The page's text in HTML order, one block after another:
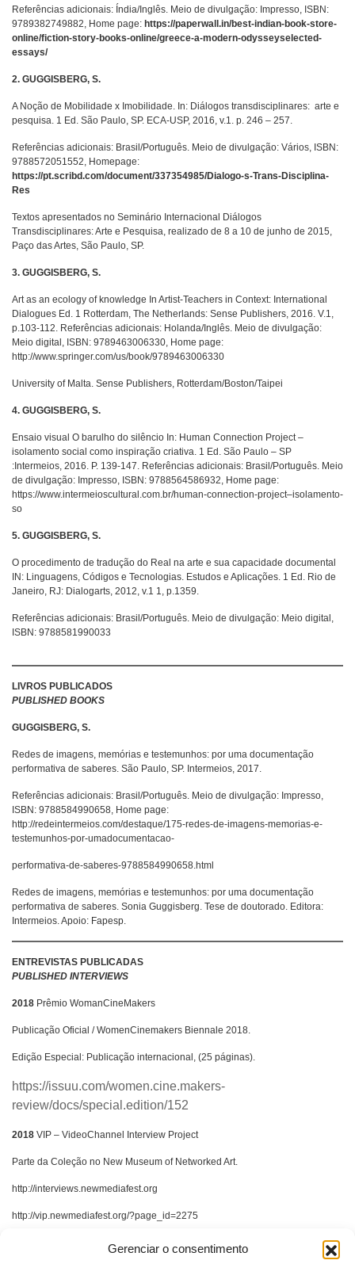
Gerenciar o consentimento
Referências adicionais: Índia/Inglês. Meio de divulgação: Impresso, ISBN:
9789382749882, Home page: https://paperwall.in/best-indian-book-store-
online/fiction-story-books-online/greece-a-modern-odysseyselected-
essays/
2. GUGGISBERG, S.
A Noção de Mobilidade x Imobilidade. In: Diálogos transdisciplinares: arte e
pesquisa. 1 Ed. São Paulo, SP. ECA-USP, 2016, v.1. p. 246 – 257.
Referências adicionais: Brasil/Português. Meio de divulgação: Vários, ISBN:
9788572051552, Homepage:
https://pt.scribd.com/document/337354985/Dialogo-s-Trans-Disciplina-
Res
Textos apresentados no Seminário Internacional Diálogos
Transdisciplinares: Arte e Pesquisa, realizado de 8 a 10 de junho de 2015,
Paço das Artes, São Paulo, SP.
3. GUGGISBERG, S.
Art as an ecology of knowledge In Artist-Teachers in Context: International
Dialogues Ed. 1 Rotterdam, The Netherlands: Sense Publishers, 2016. V.1,
p.103-112. Referências adicionais: Holanda/Inglês. Meio de divulgação:
Meio digital, ISBN: 9789463006330, Home page:
http://www.springer.com/us/book/9789463006330
University of Malta. Sense Publishers, Rotterdam/Boston/Taipei
4. GUGGISBERG, S.
Ensaio visual O barulho do silêncio In: Human Connection Project –
isolamento social como inspiração criativa. 1 Ed. São Paulo – SP
:Intermeios, 2016. P. 139-147. Referências adicionais: Brasil/Português. Meio
de divulgação: Impresso, ISBN: 9788564586932, Home page:
https://www.intermeioscultural.com.br/human-connection-project–isolamento-
so
5. GUGGISBERG, S.
O procedimento de tradução do Real na arte e sua capacidade documental
IN: Linguagens, Códigos e Tecnologias. Estudos e Aplicações. 1 Ed. Rio de
Janeiro, RJ: Dialogarts, 2012, v.1 1, p.1359.
Referências adicionais: Brasil/Português. Meio de divulgação: Meio digital,
ISBN: 9788581990033
LIVROS PUBLICADOS
PUBLISHED BOOKS
GUGGISBERG, S.
Redes de imagens, memórias e testemunhos: por uma documentação
performativa de saberes. São Paulo, SP. Intermeios, 2017.
Referências adicionais: Brasil/Português. Meio de divulgação: Impresso,
ISBN: 9788584990658, Home page:
http://redeintermeios.com/destaque/175-redes-de-imagens-memorias-e-
testemunhos-por-umadocumentacao-
performativa-de-saberes-9788584990658.html
Redes de imagens, memórias e testemunhos: por uma documentação
performativa de saberes. Sonia Guggisberg. Tese de doutorado. Editora:
Intermeios. Apoio: Fapesp.
ENTREVISTAS PUBLICADAS
PUBLISHED INTERVIEWS
2018 Prêmio WomanCineMakers
Publicação Oficial / WomenCinemakers Biennale 2018.
Edição Especial: Publicação internacional, (25 páginas).
https://issuu.com/women.cine.makers-
review/docs/special.edition/152
2018 VIP – VideoChannel Interview Project
Parte da Coleção no New Museum of Networked Art.
http://interviews.newmediafest.org
http://vip.newmediafest.org/?page_id=2275
Revista Select, “Na linha de frente”. Texto de Luciana Pareja.